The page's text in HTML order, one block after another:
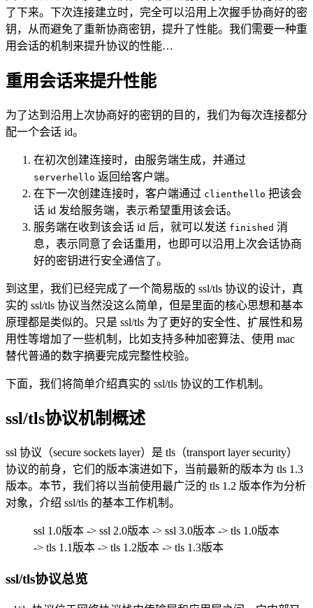
了下来。下次连接建立时，完全可以沿用上次握手协商好的密
钥，从而避免了重新协商密钥，提升了性能。我们需要一种重
用会话的机制来提升协议的性能…
重用会话来提升性能
为了达到沿用上次协商好的密钥的目的，我们为每次连接都分
配一个会话 id。
在初次创建连接时，由服务端生成，并通过
serverhello 返回给客户端。
在下一次创建连接时，客户端通过 clienthello 把该会
话 id 发给服务端，表示希望重用该会话。
服务端在收到该会话 id 后，就可以发送 finished 消
息，表示同意了会话重用，也即可以沿用上次会话协商
好的密钥进行安全通信了。
到这里，我们已经完成了一个简易版的 ssl/tls 协议的设计，真
实的 ssl/tls 协议当然没这么简单，但是里面的核心思想和基本
原理都是类似的。只是 ssl/tls 为了更好的安全性、扩展性和易
用性等增加了一些机制，比如支持多种加密算法、使用 mac
替代普通的数字摘要完成完整性校验。
下面，我们将简单介绍真实的 ssl/tls 协议的工作机制。
ssl/tls协议机制概述
ssl 协议（secure sockets layer）是 tls（transport layer security）
协议的前身，它们的版本演进如下，当前最新的版本为 tls 1.3
版本。本节，我们将以当前使用最广泛的 tls 1.2 版本作为分析
对象，介绍 ssl/tls 的基本工作机制。
ssl 1.0版本 -> ssl 2.0版本 -> ssl 3.0版本 -> tls 1.0版本
-> tls 1.1版本 -> tls 1.2版本 -> tls 1.3版本
ssl/tls协议总览